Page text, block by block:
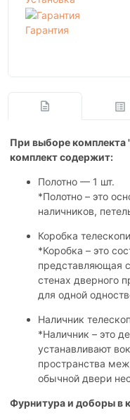
Гарантия
При выборе комплекта
комплект содержит:
Полотно — 1 шт.
*Полотно – это
наличников,
Коробка
*Коробка – это
представляющая
стенах дверного
для одной
Наличник
*Наличник – это
устанавливают
пространства
обычной двери
Фурнитура и доборы в